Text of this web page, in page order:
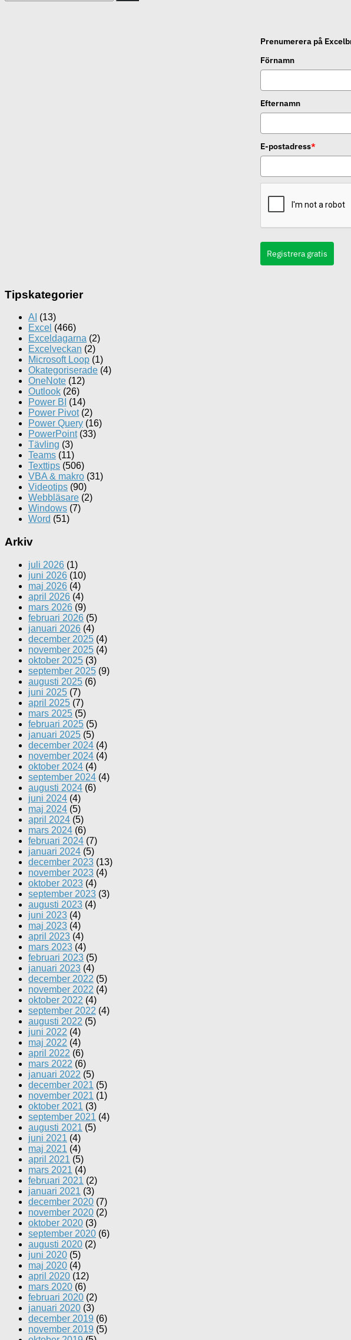
efter:
Prenumerera på
Förnamn
Efternamn
E-postadress*
Registrera gratis
Tipskategorier
AI (13)
Excel (466)
Exceldagarna (2)
Excelveckan (2)
Microsoft Loop (1)
Okategoriserade (4)
OneNote (12)
Outlook (26)
Power BI (14)
Power Pivot(2)
Power Query (16)
PowerPoint(33)
Tävling (3)
Teams (11)
Texttips (506)
VBA & makro (31)
Videotips (90)
Webbläsare (2)
Windows (7)
Word (51)
Arkiv
juli 2026 (1)
juni 2026 (10)
maj 2026 (4)
april 2026 (4)
mars 2026 (9)
februari 2026 (5)
januari 2026 (4)
december 2025 (4)
november 2025 (4)
oktober 2025 (3)
september 2025 (9)
augusti 2025 (6)
juni 2025 (7)
april 2025 (7)
mars 2025 (5)
februari 2025 (5)
januari 2025 (5)
december 2024 (4)
november 2024 (4)
oktober 2024 (4)
september 2024 (4)
augusti 2024 (6)
juni 2024 (4)
maj 2024 (5)
april 2024 (5)
mars 2024 (6)
februari 2024 (7)
januari 2024 (5)
december 2023 (13)
november 2023 (4)
oktober 2023 (4)
september 2023 (3)
augusti 2023 (4)
juni 2023 (4)
maj 2023 (4)
april 2023 (4)
mars 2023 (4)
februari 2023 (5)
januari 2023 (4)
december 2022 (5)
november 2022 (4)
oktober 2022 (4)
september 2022 (4)
augusti 2022 (5)
juni 2022 (4)
maj 2022 (4)
april 2022 (6)
mars 2022 (6)
januari 2022 (5)
december 2021 (5)
november 2021 (1)
oktober 2021 (3)
september 2021 (4)
augusti 2021 (5)
juni 2021 (4)
maj 2021 (4)
april 2021 (5)
mars 2021 (4)
februari 2021 (2)
januari 2021 (3)
december 2020 (7)
november 2020 (2)
oktober 2020 (3)
september 2020 (6)
augusti 2020 (2)
juni 2020 (5)
maj 2020 (4)
april 2020 (12)
mars 2020 (6)
februari 2020 (2)
januari 2020 (3)
december 2019 (6)
november 2019 (5)